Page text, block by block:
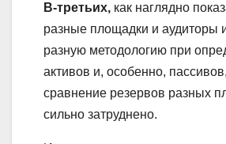
В-третьих, как наглядно
разные площадки и аудиторы
разную методологию при
активов и, особенно,
сравнение резервов разных
сильно затруднено.